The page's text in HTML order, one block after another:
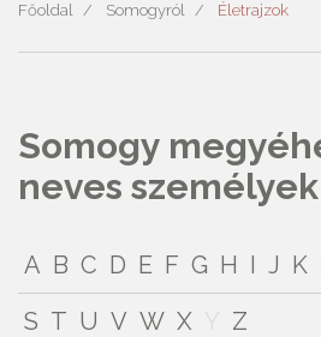
Főoldal Somogyról Életrajzok
Somogy
neves
A B C D E F G H I J K
S T U V W X Z